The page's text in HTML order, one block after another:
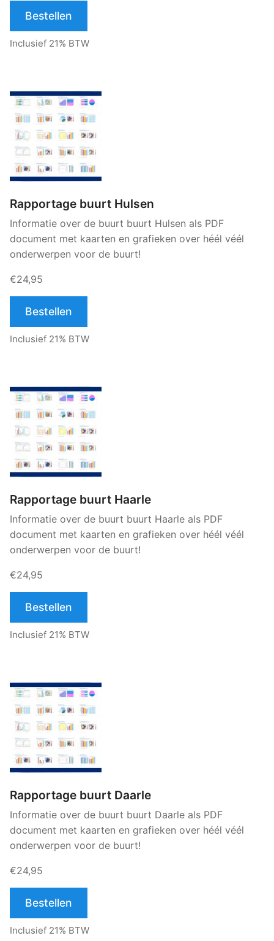
Bestellen
Inclusief 21% BTW
Rapportage buurt Hulsen
Informatie over de buurt buurt Hulsen als PDF
document met kaarten en grafieken over héél véél
onderwerpen voor de buurt!
€24,95
Bestellen
Inclusief 21% BTW
Rapportage buurt Haarle
Informatie over de buurt buurt Haarle als PDF
document met kaarten en grafieken over héél véél
onderwerpen voor de buurt!
€24,95
Bestellen
Inclusief 21% BTW
Rapportage buurt Daarle
Informatie over de buurt buurt Daarle als PDF
document met kaarten en grafieken over héél véél
onderwerpen voor de buurt!
€24,95
Bestellen
Inclusief 21% BTW